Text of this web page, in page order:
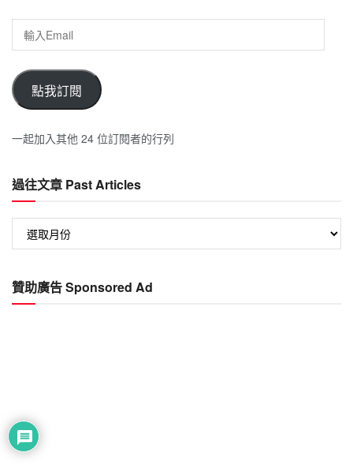
點我訂閱
一起加入其他 24 位訂閱者的行列
過往文章 Past Articles
章
Past
贊助廣告 Sponsored Ad